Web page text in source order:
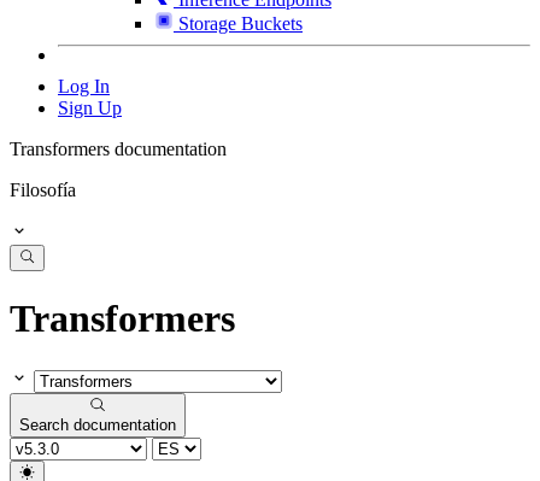
Storage Buckets
Log In
Sign Up
Transformers documentation
Filosofía
Transformers
Search documentation